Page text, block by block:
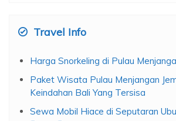
Travel Info
Harga Snorkeling di Pulau
Paket Wisata Pulau Menjangan
Keindahan Bali Yang Tersisa
Sewa Mobil Hiace di Seputaran